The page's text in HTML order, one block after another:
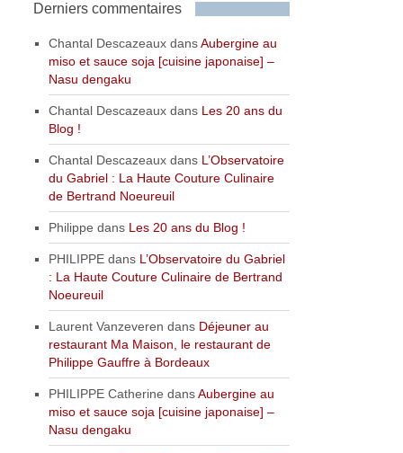
Derniers commentaires
Chantal Descazeaux dansAubergine au
miso et sauce soja [cuisine japonaise] –
Nasu dengaku
Chantal Descazeaux dans Les 20 ans du
Blog !
Chantal Descazeaux dans L’Observatoire
du Gabriel : La Haute Couture Culinaire
de Bertrand Noeureuil
Philippe dans Les 20 ans du Blog !
PHILIPPE dans L’Observatoire du Gabriel
: La Haute Couture Culinaire de Bertrand
Noeureuil
Laurent Vanzeveren dans Déjeuner au
restaurant Ma Maison, le restaurant de
Philippe Gauffre à Bordeaux
PHILIPPE Catherine dansAubergine au
miso et sauce soja [cuisine japonaise] –
Nasu dengaku